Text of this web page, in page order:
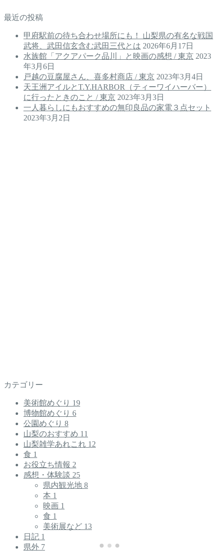
最近の投稿
甲府駅前の待ち合わせ場所にも！ 山梨県の有名な戦国
武将、武田信玄含む武田三代とは 2026年6月17日
水族館「アクアパーク品川」と映画の感想 / 東京 2023
年3月6日
戸越の豆腐屋さん、喜多村商店 / 東京 2023年3月4日
天王洲アイルとT.Y.HARBOR（ティーワイハーバー）
に行ったときのこと / 東京 2023年3月3日
一人暮らしにもおすすめの無印良品の家電３点セット
2023年3月2日
カテゴリー
美術館めぐり 19
博物館めぐり 6
公園めぐり 8
山梨のおすすめ 11
山梨雑学あれこれ 12
食 1
お役立ち情報 2
感想・体験談 25
県内観光地 8
本 1
映画 1
食 1
美術展など 13
日記 1
県外 7